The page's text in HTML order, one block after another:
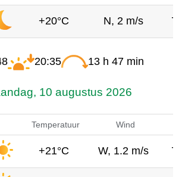
+20°C N, 2 m/s
20:35 13 h 47 min
10 augustus 2026
Temperatuur Wind
+21°C W, 1.2 m/s